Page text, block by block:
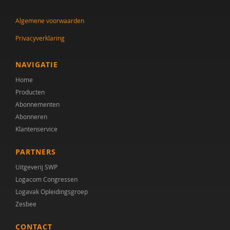
Algemene voorwaarden
Privacyverklaring
NAVIGATIE
Home
Producten
Abonnementen
Abonneren
Klantenservice
PARTNERS
Uitgeverij SWP
Logacom Congressen
Logavak Opleidingsgroep
Zesbee
CONTACT